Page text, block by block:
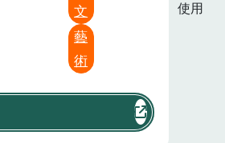
文
藝
術
使用